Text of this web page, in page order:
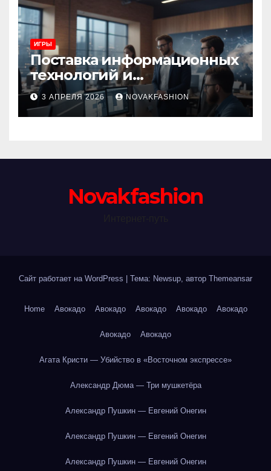
ИГРЫ
Поставка информационных
технологий и
инновационные решения
3 АПРЕЛЯ 2026 NOVAKFASHION
Novakfashion
Сайт работает на WordPress Тема: Newsup, автор Themeansar
Home Авокадо Авокадо Авокадо Авокадо Авокадо
Авокадо Авокадо
Агата Кристи — Убийство в «Восточном экспрессе»
Александр Дюма — Три мушкетёра
Александр Пушкин — Евгений Онегин
Александр Пушкин — Евгений Онегин
Александр Пушкин — Евгений Онегин